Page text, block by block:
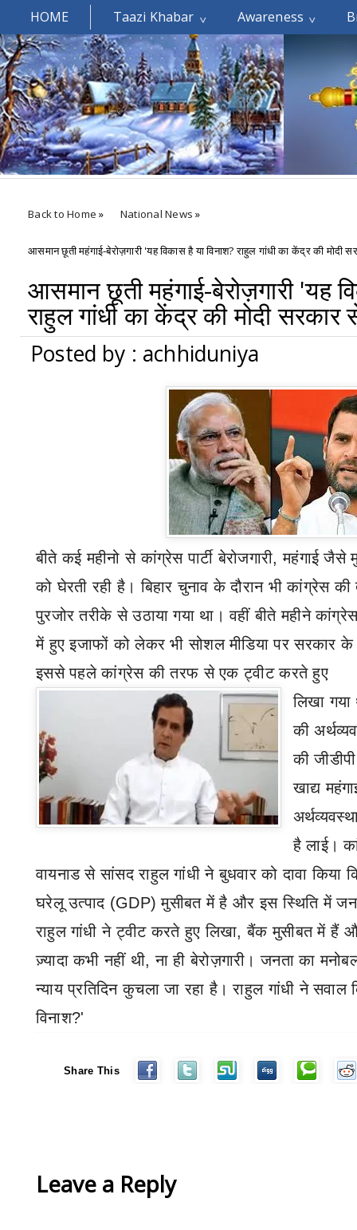
HOME Taazi Khabar Awareness
Welcomes You.....
Back to Home » National News »
आसमान छूती महंगाई-बेरोज़गारी 'यह विकास है या विनाश? राहुल गांधी का केंद्र की मोदी
आसमान छूती महंगाई-बेरोज़गारी 'यह
राहुल गांधी का केंद्र की मोदी
Posted by : achhiduniya
बीते कई महीनो से कांग्रेस पार्टी बेरोजगारी,महंगाई जैसे
को घेरती रही है। बिहार चुनाव के दौरान भी कांग्रेस की
पुरजोर तरीके से उठाया गया था। वहीं बीते महीने
में हुए इजाफों को लेकर भी सोशल मीडिया पर सरकार
इससे पहले कांग्रेस की तरफ से एक ट्वीट करते हुए
लिखा गया
की
की
खाद्य
है लाई।
वायनाड से सांसद राहुल गांधी ने बुधवार को दावा
घरेलू उत्पाद (GDP)मुसीबत में है और इस स्थिति में
राहुल गांधी ने ट्वीट करते हुए लिखा,बैंक मुसीबत में हैं
ज़्यादा कभी नहीं थी,ना ही बेरोज़गारी। जनता का
न्याय प्रतिदिन कुचला जा रहा है। राहुल गांधी ने सवाल
विनाश?'
Share This
Leave a Reply